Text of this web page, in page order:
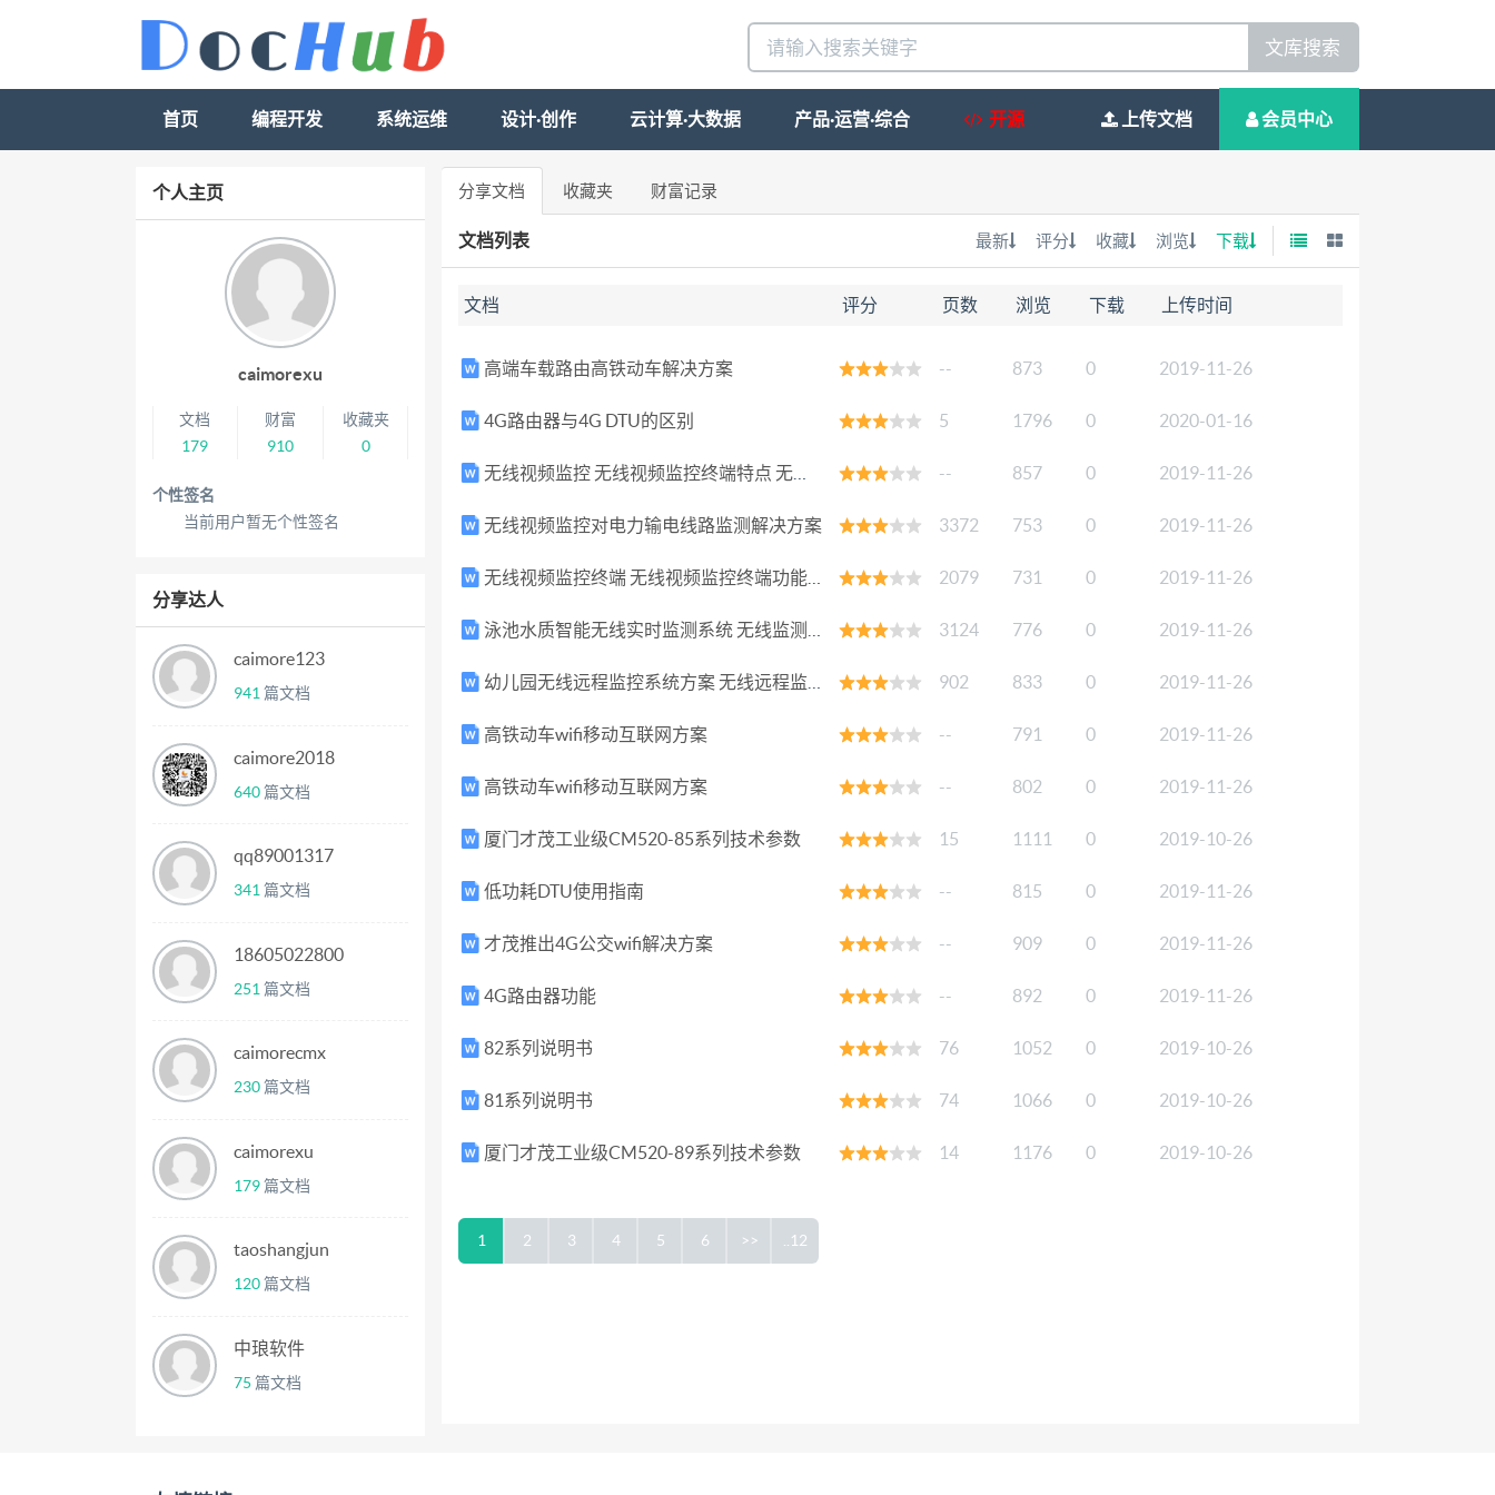
文库搜索
首页 编程开发 系统运维 设计·创作 云计算·大数据 产品·运营·综合 开源 上传文档 会员中心
个人主页
caimorexu
文档
179
财富
910
收藏夹
0
个性签名
当前用户暂无个性签名
分享达人
caimore123
941 篇文档
caimore2018
640篇文档
qq89001317
341 篇文档
18605022800
251 篇文档
caimorecmx
230篇文档
caimorexu
179篇文档
taoshangjun
120篇文档
中琅软件
75 篇文档
分享文档 收藏夹 财富记录
文档列表 最新 评分 收藏 浏览 下载
文档 评分 页数 浏览 下载 上传时间
高端车载路由高铁动车解决方案 -- 873 0 2019-11-26
4G路由器与4G DTU的区别 5 1796 0 2020-01-16
无线视频监控 无线视频监控终端特点 无线监控系统 -- 857 0 2019-11-26
无线视频监控对电力输电线路监测解决方案 3372 753 0 2019-11-26
无线视频监控终端 无线视频监控终端功能 无线视频采集终端 2079 731 0 2019-11-26
泳池水质智能无线实时监测系统 无线监测系统 3124 776 0 2019-11-26
幼儿园无线远程监控系统方案 无线远程监控系统 902 833 0 2019-11-26
高铁动车wifi移动互联网方案 -- 791 0 2019-11-26
高铁动车wifi移动互联网方案 -- 802 0 2019-11-26
厦门才茂工业级CM520-85系列技术参数 15 1111 0 2019-10-26
低功耗DTU使用指南 -- 815 0 2019-11-26
才茂推出4G公交wifi解决方案 -- 909 0 2019-11-26
4G路由器功能 -- 892 0 2019-11-26
82系列说明书 76 1052 0 2019-10-26
81系列说明书 74 1066 0 2019-10-26
厦门才茂工业级CM520-89系列技术参数 14 1176 0 2019-10-26
1 2 3 4 5 6 >> ..12